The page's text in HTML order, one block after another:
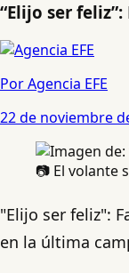
“Elijo ser
Por Agencia EFE
22 de noviembre
📷 El volante
"Elijo ser feliz":
en la última